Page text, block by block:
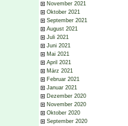
November 2021
Oktober 2021
September 2021
August 2021
Juli 2021
Juni 2021
Mai 2021
April 2021
März 2021
Februar 2021
Januar 2021
Dezember 2020
November 2020
Oktober 2020
September 2020